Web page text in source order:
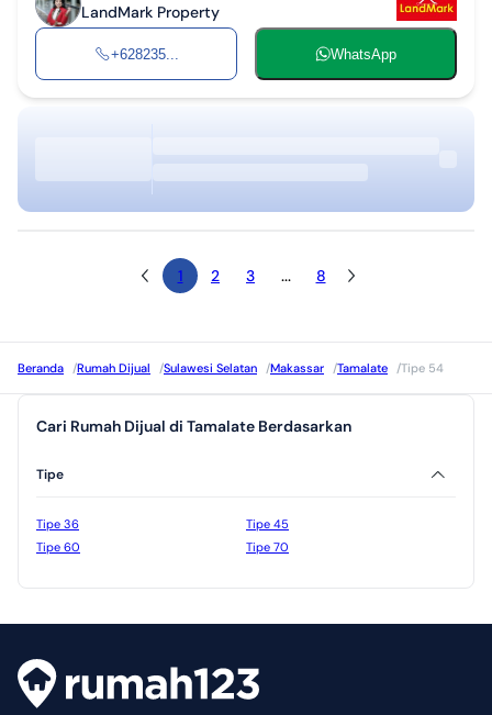
LandMark Property
+628235... WhatsApp
1 2 3 ... 8
Beranda /Rumah Dijual /Sulawesi Selatan /Makassar /Tamalate /Tipe 54
Cari Rumah Dijual di Tamalate Berdasarkan
Tipe
Tipe 36
Tipe 45
Tipe 60
Tipe 70